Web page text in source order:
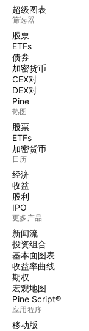
超级图表
筛选器
股票
ETFs
债券
加密货币
CEX对
DEX对
Pine
热图
股票
ETFs
加密货币
日历
经济
收益
股利
IPO
更多产品
新闻流
投资组合
基本面图表
收益率曲线
期权
宏观地图
Pine Script®
应用程序
移动版